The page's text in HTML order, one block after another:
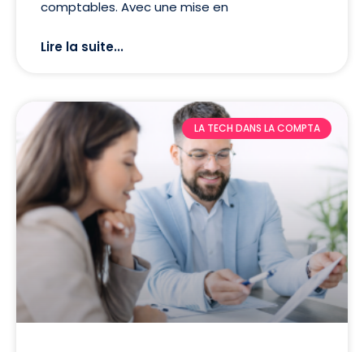
comptables. Avec une mise en
Lire la suite...
LA TECH DANS LA COMPTA